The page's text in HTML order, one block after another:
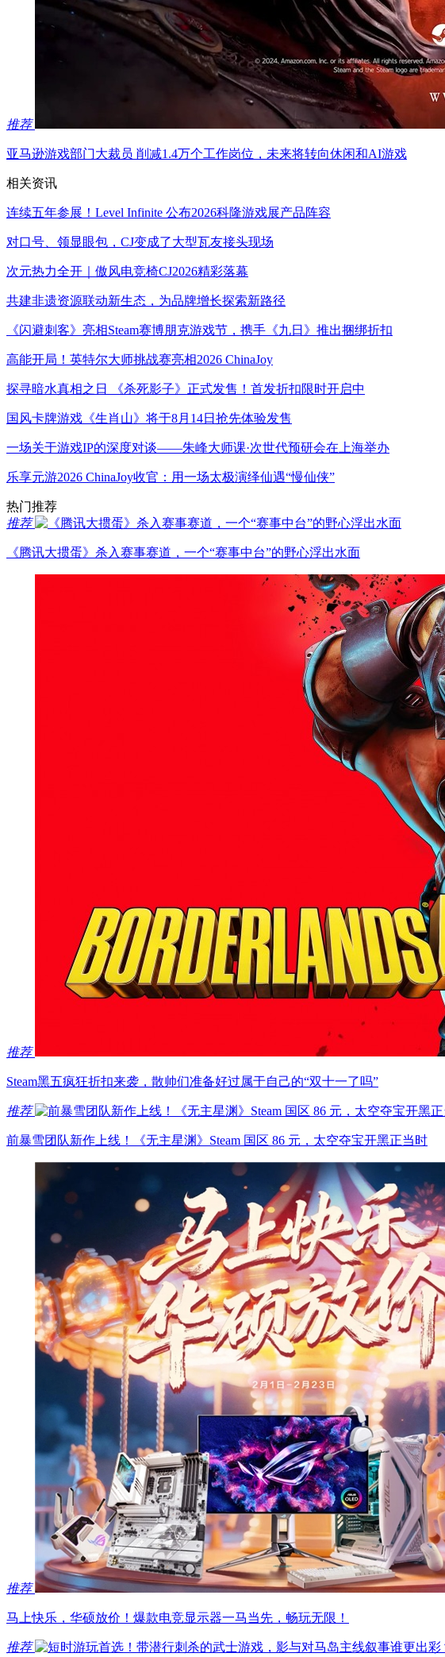
推荐
亚马逊游戏部门大裁员 削减1.4万个工作岗位，未来将转向休闲和AI游戏
相关资讯
连续五年参展！Level Infinite 公布2026科隆游戏展产品阵容
对口号、领显眼包，CJ变成了大型瓦友接头现场
次元热力全开｜傲风电竞椅CJ2026精彩落幕
共建非遗资源联动新生态，为品牌增长探索新路径
《闪避刺客》亮相Steam赛博朋克游戏节，携手《九日》推出捆绑折扣
高能开局！英特尔大师挑战赛亮相2026 ChinaJoy
探寻暗水真相之日 《杀死影子》正式发售！首发折扣限时开启中
国风卡牌游戏《生肖山》将于8月14日抢先体验发售
一场关于游戏IP的深度对谈——朱峰大师课·次世代预研会在上海举办
乐享元游2026 ChinaJoy收官：用一场太极演绎仙遇“慢仙侠”
热门推荐
推荐
《腾讯大掼蛋》杀入赛事赛道，一个“赛事中台”的野心浮出水面
推荐
Steam黑五疯狂折扣来袭，散帅们准备好过属于自己的“双十一了吗”
推荐
前暴雪团队新作上线！《无主星渊》Steam 国区 86 元，太空夺宝开黑正当时​
推荐
马上快乐，华硕放价！爆款电竞显示器一马当先，畅玩无限！
推荐